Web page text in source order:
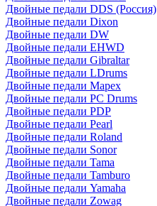
Двойные педали DDS (Россия)
Двойные педали Dixon
Двойные педали DW
Двойные педали EHWD
Двойные педали Gibraltar
Двойные педали LDrums
Двойные педали Mapex
Двойные педали PC Drums
Двойные педали PDP
Двойные педали Pearl
Двойные педали Roland
Двойные педали Sonor
Двойные педали Tama
Двойные педали Tamburo
Двойные педали Yamaha
Двойные педали Zowag